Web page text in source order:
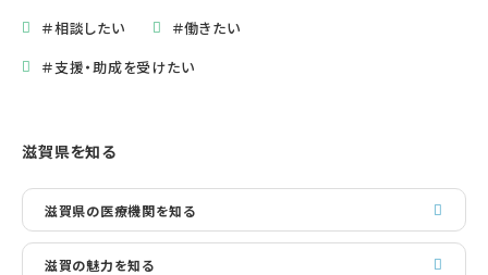
＃相談したい
＃働きたい
＃支援・助成を受けたい
滋賀県を知る
滋賀県の医療機関を知る
滋賀の魅力を知る